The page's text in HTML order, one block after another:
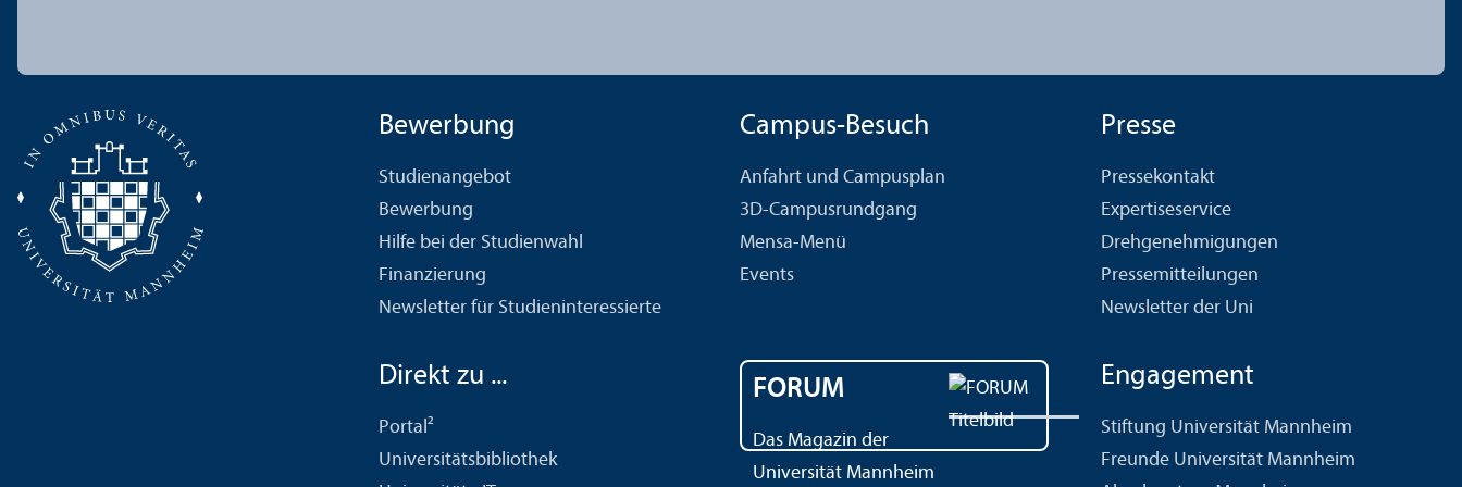
Bewerbung
Studien­angebot
Bewerbung
Hilfe bei der Studien­wahl
Finanzierung
Newsletter für Studien­interessierte
Campus-Besuch
Anfahrt und Campusplan
3D-Campusrundgang
Mensa-Menü
Events
Presse
Pressekontakt
Expertiseservice
Drehgenehmigungen
Pressemitteilungen
Newsletter der Uni
Direkt zu ...
Portal²
Universitäts­bibliothek
FORUM
Das Magazin der
Universität Mannheim
Engagement
Stiftung Universität Mannheim
Freunde Universität Mannheim